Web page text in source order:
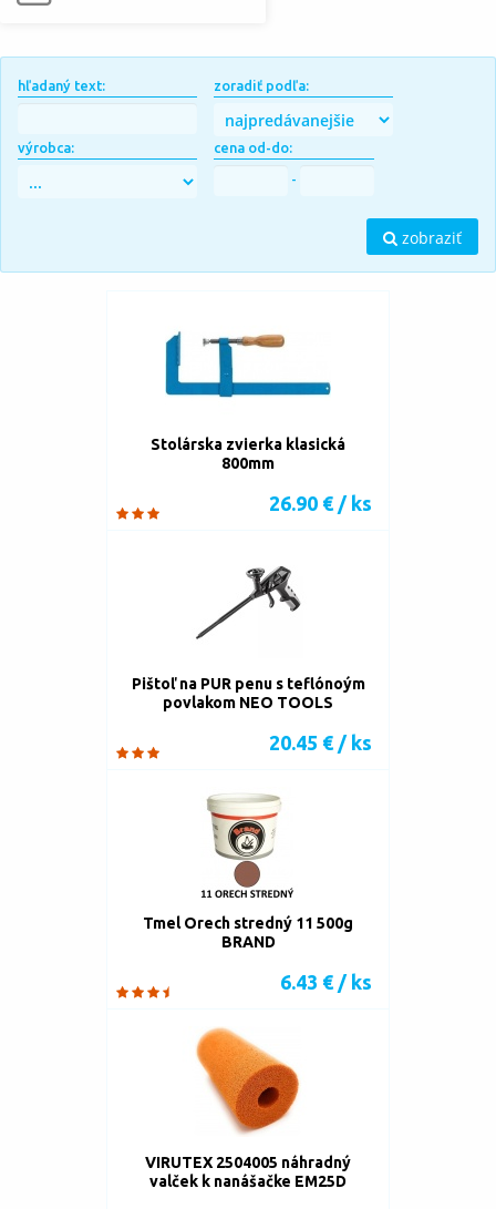
hľadaný text: zoradiť podľa:
výrobca: cena od-do:
-
zobraziť
Stolárska zvierka klasická
800mm
26.90 € / ks
Pištoľ na PUR penu s teflónoým
povlakom NEO TOOLS
20.45 € / ks
Tmel Orech stredný 11 500g
BRAND
6.43 € / ks
VIRUTEX 2504005 náhradný
valček k nanášačke EM25D